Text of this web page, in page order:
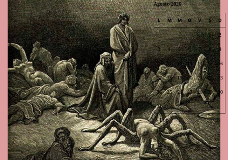
Agosto 2026
L M M G V S D
1 2
3 4 5 6 7 8 9
10 11 12 13 14 15 16
17 18 19 20 21 22 23
24 25 26 27 28 29 30
31
Lug